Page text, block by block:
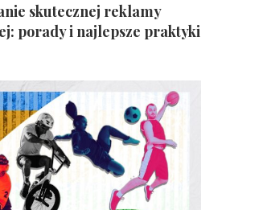
skutecznej reklamy
porady i najlepsze praktyki